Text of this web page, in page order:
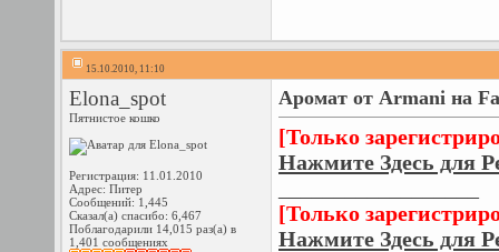
15.10.2010, 11:10
Elona_spot
Пятнистое кошко
Регистрация: 11.01.2010
Адрес: Питер
Сообщений: 1,445
Сказал(а) спасибо: 6,467
Поблагодарили 14,015 раз(а) в
1,401 сообщениях
Аромат от Armani на
[Только
Нажмите Здесь для
[Только
Нажмите Здесь для